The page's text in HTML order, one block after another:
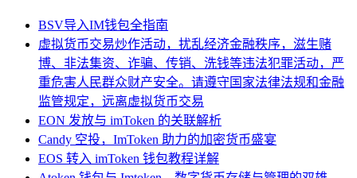
BSV导入IM钱包全指南
虚拟货币交易炒作活动，扰乱经济金融秩序，滋生赌
博、非法集资、诈骗、传销、洗钱等违法犯罪活动，严
重危害人民群众财产安全。请遵守国家法律法规和金融
监管规定，远离虚拟货币交易
EON 发放与 imToken 的关联解析
Candy 空投，ImToken 助力的加密货币盛宴
EOS 转入 imToken 钱包教程详解